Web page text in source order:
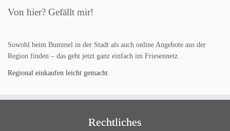
Von hier? Gefällt mir!
Sowohl beim Bummel in der Stadt als auch online Angebote aus der
Region finden – das geht jetzt ganz einfach im Friesennetz.
Regional einkaufen leicht gemacht
Rechtliches